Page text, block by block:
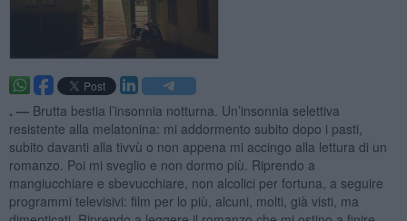
. — Brutta bestia l’insonnia notturna. Un’insonnia selettiva
resistente alla melatonina: mi addormento subito dopo i pasti,
subito davanti alla tivvù o non appena mi accingo alla lettura di un
romanzo. Poi mi sveglio e non dormo più. Riprendo a
mangiucchiare e sbevucchiare, non alcolici per fortuna, a seguire
programmi televisivi: film per lo più, alcuni, molti, già visti, ma